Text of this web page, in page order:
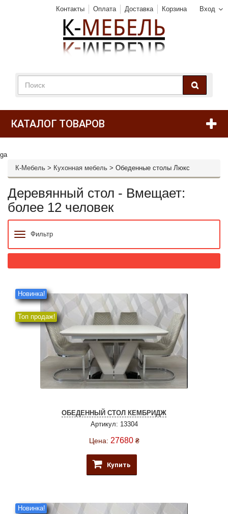
Вход
Контакты Оплата Доставка Корзина
КАТАЛОГ ТОВАРОВ
ga
К-Мебель > Кухонная мебель > Обеденные столы Люкс
Деревянный стол - Вмещает:
более 12 человек
Фильтр
Топ продаж!
Новинка!
ОБЕДЕННЫЙ СТОЛ КЕМБРИДЖ
Артикул: 13304
Цена: 27680 ₴
Купить
Новинка!